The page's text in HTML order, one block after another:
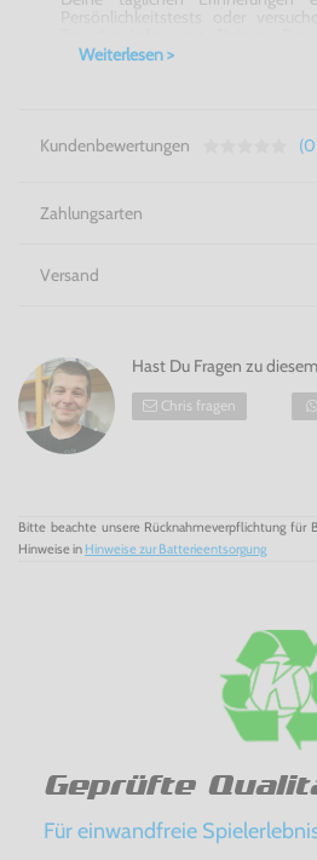
Geheimnisse und spielt
Secret World: by Imagine für
nach Deinen Wünschen und
Imagine für Nintendo DS
Weiterlesen >
Kundenbewertungen
Zahlungsarten
Versand
Hast Du Fragen zu
Chris fragen
Bitte beachte unsere Rücknahmeverpflichtung für
Hinweise in Hinweise zur Batterieentsorgung
Geprüfte
Für einwandfreie